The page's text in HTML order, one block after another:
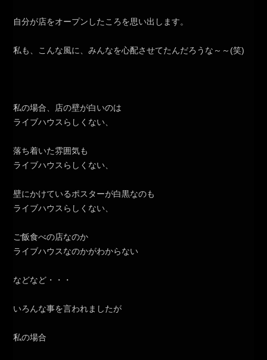
自分が店をオープンしたころを思い出します。
私も、こんな風に、みんなを心配させてたんだろうな～～(笑)
私の場合、店の壁が白いのは
ライブハウスらしくない、
落ち着いた雰囲気も
ライブハウスらしくない、
壁にかけているポスターが白黒なのも
ライブハウスらしくない、
ご飯食べの店なのか
ライブハウスなのかがわからない
などなど・・・
いろんな事を言われましたが
私の場合